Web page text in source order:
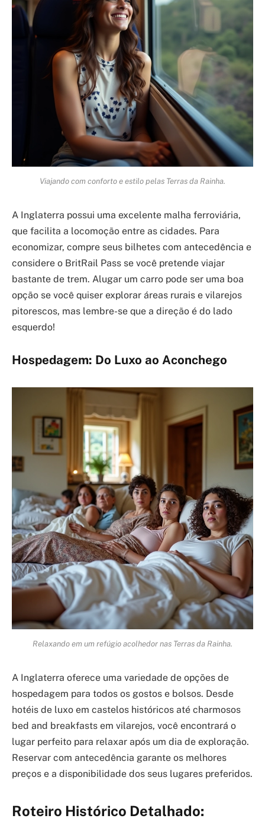
Viajando com conforto e estilo pelas Terras da Rainha.
A Inglaterra possui uma excelente malha ferroviária,
que facilita a locomoção entre as cidades. Para
economizar, compre seus bilhetes com antecedência e
considere o BritRail Pass se você pretende viajar
bastante de trem. Alugar um carro pode ser uma boa
opção se você quiser explorar áreas rurais e vilarejos
pitorescos, mas lembre-se que a direção é do lado
esquerdo!
Hospedagem: Do Luxo ao Aconchego
Relaxando em um refúgio acolhedor nas Terras da Rainha.
A Inglaterra oferece uma variedade de opções de
hospedagem para todos os gostos e bolsos. Desde
hotéis de luxo em castelos históricos até charmosos
bed and breakfasts em vilarejos, você encontrará o
lugar perfeito para relaxar após um dia de exploração.
Reservar com antecedência garante os melhores
preços e a disponibilidade dos seus lugares preferidos.
Roteiro Histórico Detalhado: